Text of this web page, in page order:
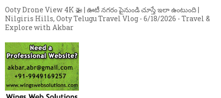
Ooty Drone View 4K 🚁 | ఊటీ నగరం పైనుండి చూస్తే ఇలా ఉంటుంది |
Nilgiris Hills, Ooty Telugu Travel Vlog - 6/18/2026 - Travel &
Explore with Akbar